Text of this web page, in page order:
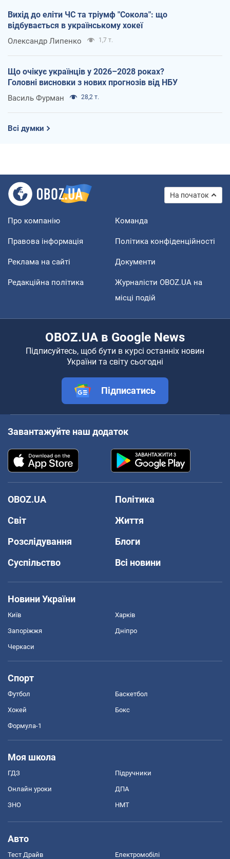
Вихід до еліти ЧС та тріумф "Сокола": що
відбувається в українському хокеї
Олександр Липенко 1,7 т.
Що очікує українців у 2026–2028 роках?
Головні висновки з нових прогнозів від НБУ
Василь Фурман 28,2 т.
Всі думки
На початок
Про компанію Команда
Правова інформація Політика конфіденційності
Реклама на сайті Документи
Редакційна політика
Журналісти OBOZ.UA на
місці подій
OBOZ.UA в Google News
Підписуйтесь, щоб бути в курсі останніх новин
України та світу сьогодні
Підписатись
Завантажуйте наш додаток
OBOZ.UA
Політика
Світ
Життя
Розслідування
Блоги
Суспільство
Всі новини
Новини України
Київ Харків
Запоріжжя Дніпро
Черкаси
Спорт
Футбол Баскетбол
Хокей Бокс
Формула-1
Моя школа
ГДЗ Підручники
Онлайн уроки ДПА
ЗНО НМТ
Авто
Тест Драйв Електромобілі